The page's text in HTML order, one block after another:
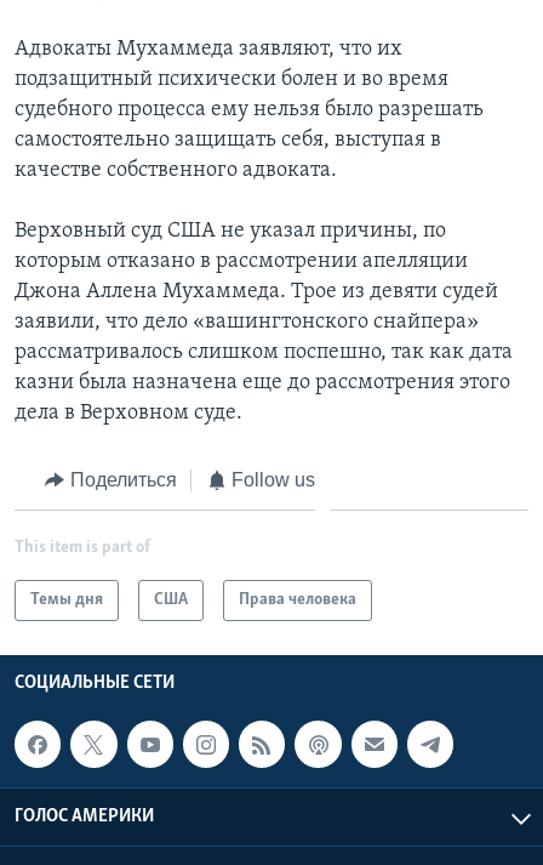
Адвокаты Мухаммеда заявляют, что их
подзащитный психически болен и во время
судебного процесса ему нельзя было разрешать
самостоятельно защищать себя, выступая в
качестве собственного адвоката.
Верховный суд США не указал причины, по
которым отказано в рассмотрении апелляции
Джона Аллена Мухаммеда. Трое из девяти судей
заявили, что дело «вашингтонского снайпера»
рассматривалось слишком поспешно, так как дата
казни была назначена еще до рассмотрения этого
дела в Верховном суде.
Поделиться Follow us
This item is part of
Темы дня США Права человека
СОЦИАЛЬНЫЕ СЕТИ
ГОЛОС АМЕРИКИ